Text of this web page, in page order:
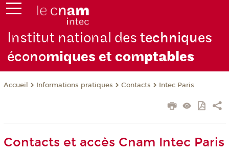
Institut national destechniques
économiques et comptables
Accueil Informations pratiques Contacts Intec Paris
Contacts et accès Cnam Intec Paris